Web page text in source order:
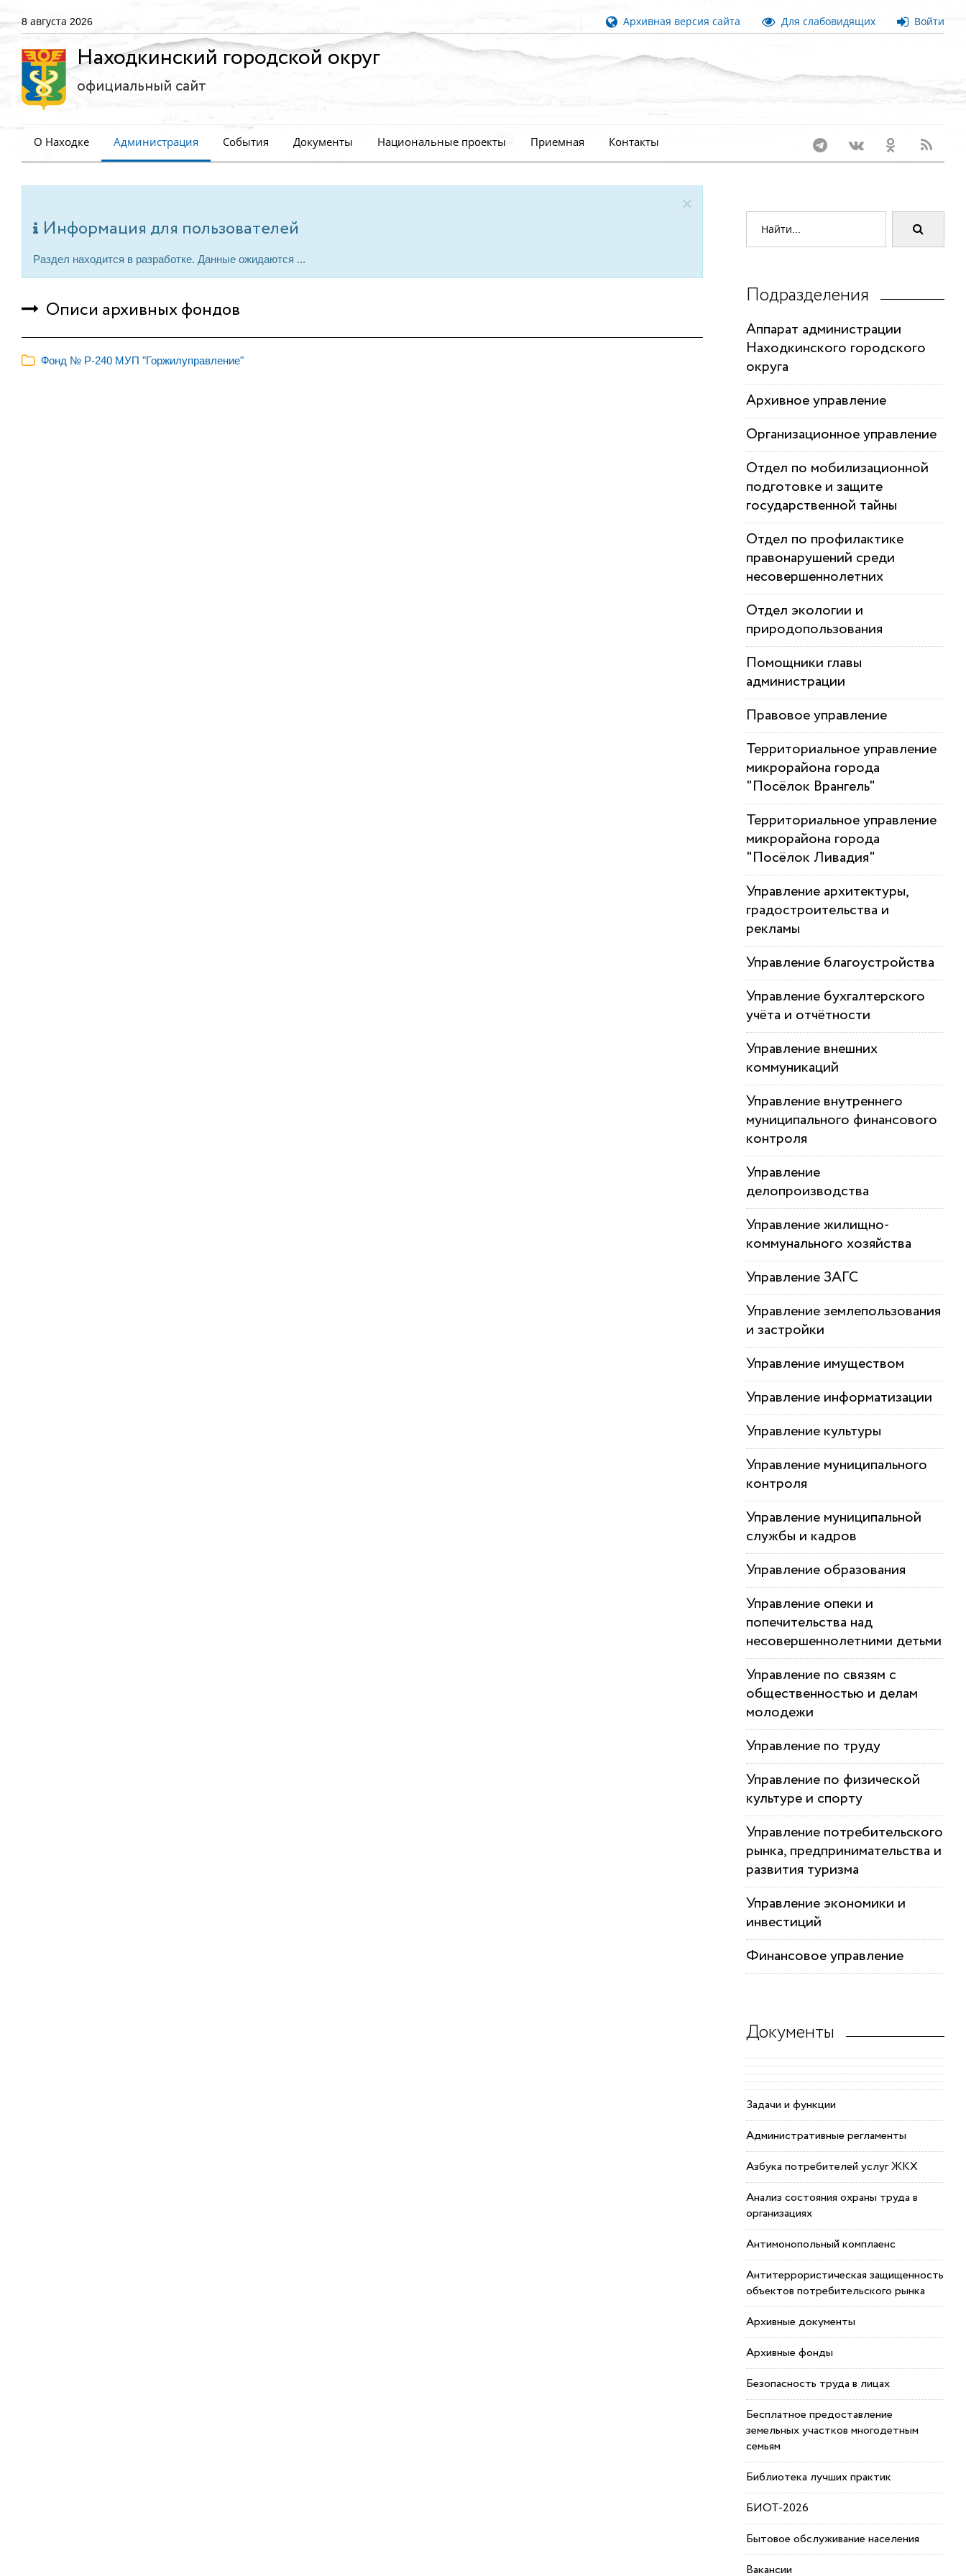
8 августа 2026 Архивная версия сайта Для слабовидящих Войти
Находкинский городской округ
официальный сайт
О Находке Администрация События Документы Национальные проекты Приемная Контакты
×
Информация для пользователей
Раздел находится в разработке. Данные ожидаются ...
Описи архивных фондов
Фонд № Р-240 МУП "Горжилуправление"
Подразделения
Аппарат администрации
Находкинского городского
округа
Архивное управление
Организационное управление
Отдел по мобилизационной
подготовке и защите
государственной тайны
Отдел по профилактике
правонарушений среди
несовершеннолетних
Отдел экологии и
природопользования
Помощники главы
администрации
Правовое управление
Территориальное управление
микрорайона города
"Посёлок Врангель"
Территориальное управление
микрорайона города
"Посёлок Ливадия"
Управление архитектуры,
градостроительства и
рекламы
Управление благоустройства
Управление бухгалтерского
учёта и отчётности
Управление внешних
коммуникаций
Управление внутреннего
муниципального финансового
контроля
Управление
делопроизводства
Управление жилищно-
коммунального хозяйства
Управление ЗАГС
Управление землепользования
и застройки
Управление имуществом
Управление информатизации
Управление культуры
Управление муниципального
контроля
Управление муниципальной
службы и кадров
Управление образования
Управление опеки и
попечительства над
несовершеннолетними детьми
Управление по связям с
общественностью и делам
молодежи
Управление по труду
Управление по физической
культуре и спорту
Управление потребительского
рынка, предпринимательства и
развития туризма
Управление экономики и
инвестиций
Финансовое управление
Документы
Задачи и функции
Административные регламенты
Азбука потребителей услуг ЖКХ
Анализ состояния охраны труда в
организациях
Антимонопольный комплаенс
Антитеррористическая защищенность
объектов потребительского рынка
Архивные документы
Архивные фонды
Безопасность труда в лицах
Бесплатное предоставление
земельных участков многодетным
семьям
Библиотека лучших практик
БИОТ-2026
Бытовое обслуживание населения
Вакансии